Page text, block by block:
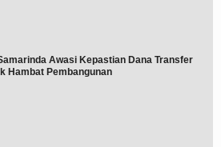
Awasi Kepastian Dana Transfer
Hambat Pembangunan